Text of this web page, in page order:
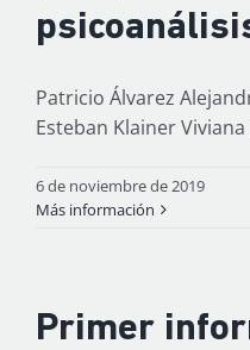
Patricio Álvarez
Esteban Klainer Viviana
6 de noviembre de 2019
Más información
Primer